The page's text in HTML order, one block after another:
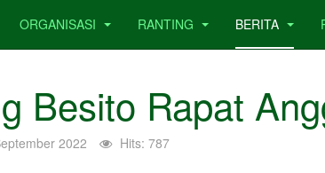
ORGANISASI RANTING BERITA
Besito Rapat
2022 Hits: 787